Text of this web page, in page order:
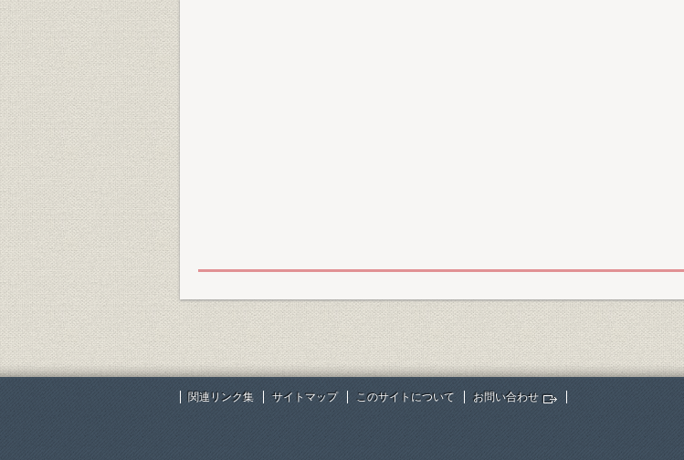
関連リンク集 サイトマップ このサイトについて お問い合わせ